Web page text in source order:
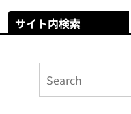
サイト内検索